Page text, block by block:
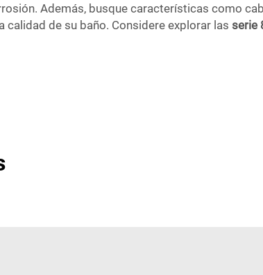
Además, busque características como
de su baño. Considere explorar las serie